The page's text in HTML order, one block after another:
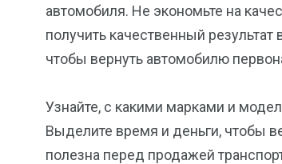
автомобиля. Не экономьте на
получить качественный
чтобы вернуть автомобилю
Узнайте, с какими марками и
Выделите время и деньги, чтобы
полезна перед продажей